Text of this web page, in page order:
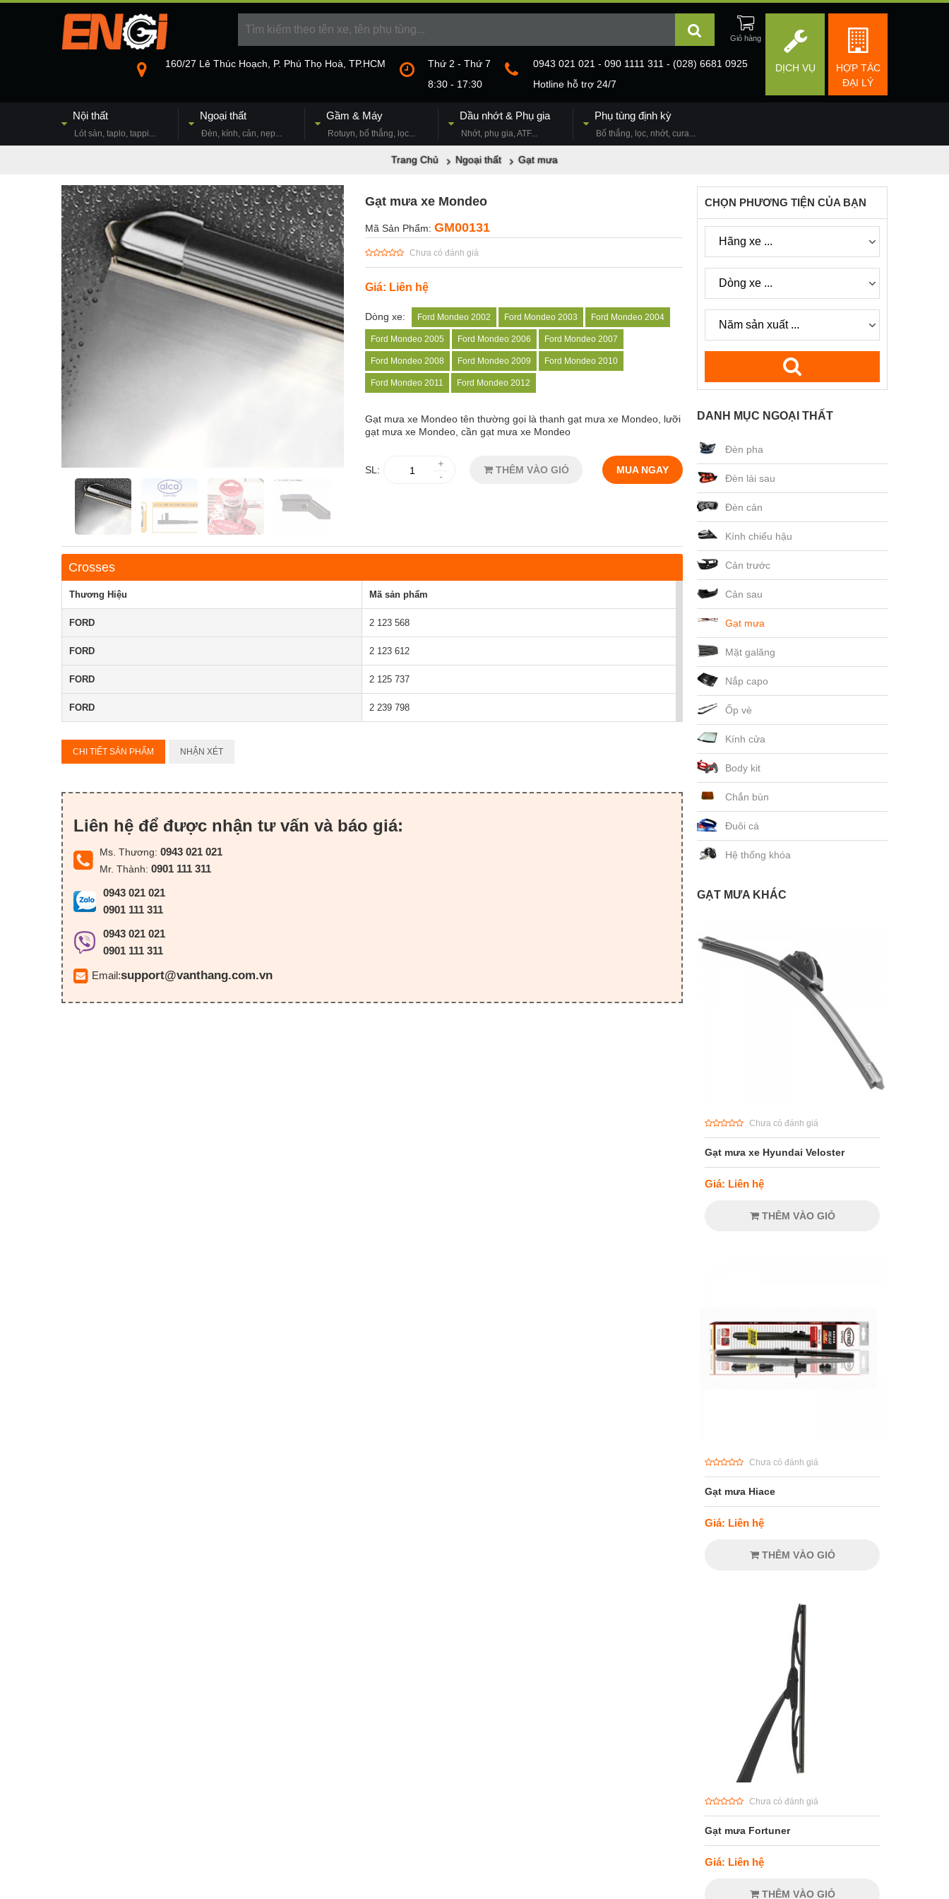
HỢP TÁC
ĐẠI LÝ
DỊCH VỤ
160/27 Lê Thúc Hoạch, P. Phú Thọ Hoà, TP.HCM
Thứ 2 - Thứ 7
8:30 - 17:30
0943 021 021 - 090 1111 311 - (028) 6681 0925
Hotline hỗ trợ 24/7
Nội thất
Lót sàn, taplo, tappi...
Ngoại thất
Đèn, kính, cản, nẹp...
Gầm & Máy
Rotuyn, bố thắng, lọc...
Dầu nhớt & Phụ gia
Nhớt, phụ gia, ATF...
Phụ tùng định kỳ
Bố thắng, lọc, nhớt, cura...
Trang Chủ Ngoại thất Gạt mưa
Gạt mưa xe Mondeo
Mã Sản Phẩm: GM00131
Chưa có đánh giá
Giá: Liên hệ
Dòng xe: Ford Mondeo 2002 Ford Mondeo 2003 Ford Mondeo 2004
Ford Mondeo 2005 Ford Mondeo 2006 Ford Mondeo 2007
Ford Mondeo 2008 Ford Mondeo 2009 Ford Mondeo 2010
Ford Mondeo 2011 Ford Mondeo 2012
Gạt mưa xe Mondeo tên thường gọi là thanh gạt mưa xe Mondeo, lưỡi
gạt mưa xe Mondeo, cần gạt mưa xe Mondeo
SL:
+
-
THÊM VÀO GIỎ MUA NGAY
Crosses
Thương Hiệu Mã sản phẩm
FORD 2 123 568
FORD 2 123 612
FORD 2 125 737
FORD 2 239 798
CHI TIẾT SẢN PHẨM NHẬN XÉT
Liên hệ để được nhận tư vấn và báo giá:
Ms. Thương: 0943 021 021
Mr. Thành: 0901 111 311
0943 021 021
0901 111 311
0943 021 021
0901 111 311
Email:support@vanthang.com.vn
CHỌN PHƯƠNG TIỆN CỦA BẠN
DANH MỤC NGOẠI THẤT
Đèn pha
Đèn lái sau
Đèn cản
Kính chiếu hậu
Cản trước
Cản sau
Gạt mưa
Mặt galăng
Nắp capo
Ốp vè
Kính cửa
Body kit
Chắn bùn
Đuôi cá
Hệ thống khóa
GẠT MƯA KHÁC
Chưa có đánh giá
Gạt mưa xe Hyundai Veloster
Giá: Liên hệ
THÊM VÀO GIỎ
Chưa có đánh giá
Gạt mưa Hiace
Giá: Liên hệ
THÊM VÀO GIỎ
Chưa có đánh giá
Gạt mưa Fortuner
Giá: Liên hệ
THÊM VÀO GIỎ